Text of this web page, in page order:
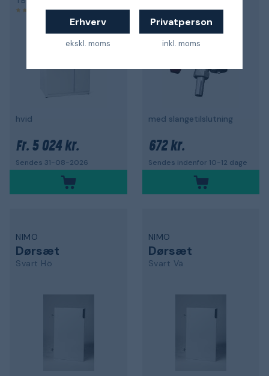
Erhverv
ekskl. moms
Privatperson
inkl. moms
5,0
hvid
Fr. 5 024 kr.
Sendes 31-08-2026
4,0
med slangetilslutning
672 kr.
Sendes indenfor 10-12 dage
NIMO
Dørsæt
Svart Hö
NIMO
Dørsæt
Svart Vä